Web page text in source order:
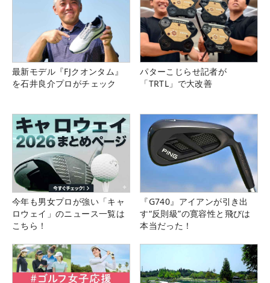
最新モデル『FJクオンタム』
を石井良介プロがチェック
パターこじらせ記者が
「TRTL」で大改善
今年も男女プロが強い「キャ
ロウェイ」のニュース一覧は
こちら！
『G740』アイアンが引き出
す“反則級”の寛容性と飛びは
本当だった！